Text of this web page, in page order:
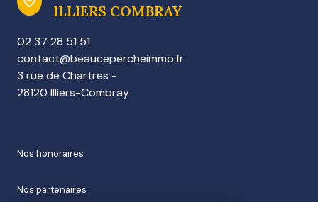
ILLIERS COMBRAY
02 37 28 51 51
contact@beaucepercheimmo.fr
3 rue de Chartres -
28120 Illiers-Combray
nos honoraires
nos partenaires